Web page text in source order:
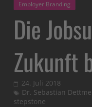
Employer Branding
Die
Zukunft
24. Juli 2018
Dr. Sebastian
stepstone